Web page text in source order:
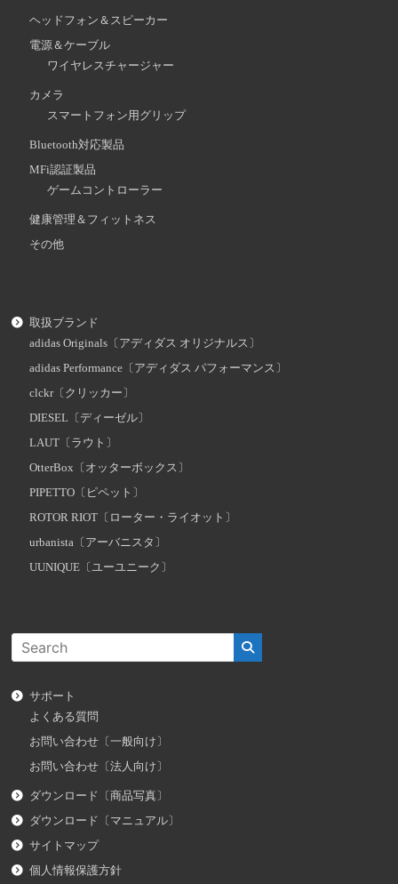
ヘッドフォン＆スピーカー
電源＆ケーブル
ワイヤレスチャージャー
カメラ
スマートフォン用グリップ
Bluetooth対応製品
MFi認証製品
ゲームコントローラー
健康管理＆フィットネス
その他
取扱ブランド
adidas Originals〔アディダス オリジナルス〕
adidas Performance〔アディダス パフォーマンス〕
clckr〔クリッカー〕
DIESEL〔ディーゼル〕
LAUT〔ラウト〕
OtterBox〔オッターボックス〕
PIPETTO〔ピペット〕
ROTOR RIOT〔ローター・ライオット〕
urbanista〔アーバニスタ〕
UUNIQUE〔ユーユニーク〕
サポート
よくある質問
お問い合わせ〔一般向け〕
お問い合わせ〔法人向け〕
ダウンロード〔商品写真〕
ダウンロード〔マニュアル〕
サイトマップ
個人情報保護方針